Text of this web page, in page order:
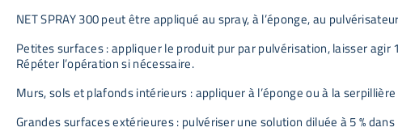
NET SPRAY 300 peut être appliqué au spray, à l’éponge, au
Petites surfaces : appliquer le produit pur par pulvérisation, laisser
Répéter l’opération si nécessaire.
Murs, sols et plafonds intérieurs : appliquer à l’éponge ou à la
Grandes surfaces extérieures : pulvériser une solution diluée à 5 %